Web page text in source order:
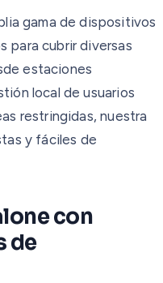
gama de dispositivos
para cubrir diversas
estaciones
local de usuarios
restringidas, nuestra
y fáciles de
con
de